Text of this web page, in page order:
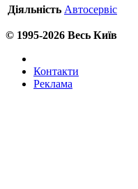
Діяльність Автосервіс
© 1995-2026 Весь Київ
Контакти
Реклама